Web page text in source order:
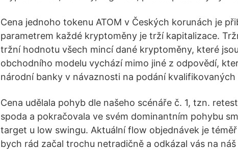
Cena jednoho tokenu ATOM v Českých korunách je
parametrem každé kryptoměny je trží kapitalizace.
tržní hodnotu všech mincí dané kryptoměny, které
obchodního modelu vychází mimo jiné z odpovědí,
národní banky v návaznosti na podání kvalifikovaných
Cena udělala pohyb dle našeho scénáře č. 1, tzn.
spoda a pokračovala ve svém dominantním pohybu
target u low swingu. Aktuální flow objednávek je
bych rád začal trochu netradičně a odkázal vás na